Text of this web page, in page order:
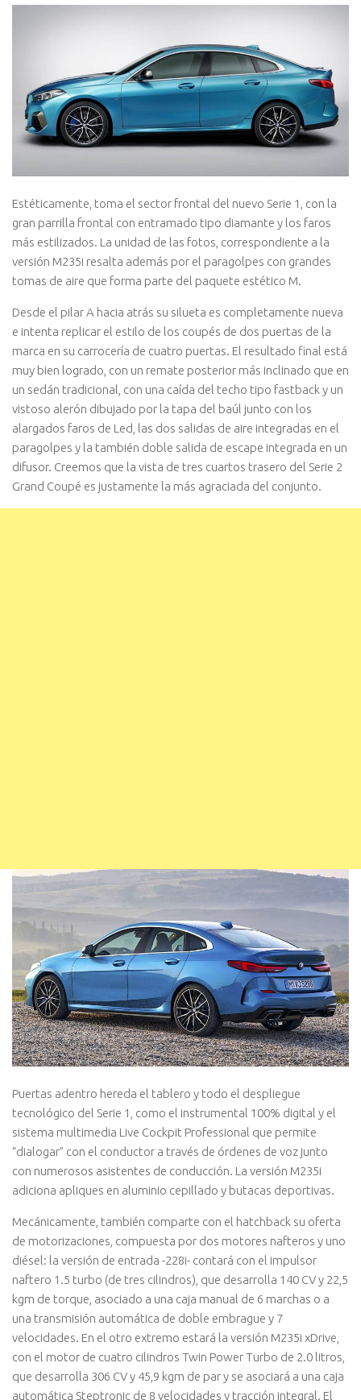
Estéticamente, toma el sector frontal del nuevo Serie 1, con la
gran parrilla frontal con entramado tipo diamante y los faros
más estilizados. La unidad de las fotos, correspondiente a la
versión M235i resalta además por el paragolpes con grandes
tomas de aire que forma parte del paquete estético M.
Desde el pilar A hacia atrás su silueta es completamente nueva
e intenta replicar el estilo de los coupés de dos puertas de la
marca en su carrocería de cuatro puertas. El resultado final está
muy bien logrado, con un remate posterior más inclinado que en
un sedán tradicional, con una caída del techo tipo fastback y un
vistoso alerón dibujado por la tapa del baúl junto con los
alargados faros de Led, las dos salidas de aire integradas en el
paragolpes y la también doble salida de escape integrada en un
difusor. Creemos que la vista de tres cuartos trasero del Serie 2
Grand Coupé es justamente la más agraciada del conjunto.
Puertas adentro hereda el tablero y todo el despliegue
tecnológico del Serie 1, como el instrumental 100% digital y el
sistema multimedia Live Cockpit Professional que permite
“dialogar” con el conductor a través de órdenes de voz junto
con numerosos asistentes de conducción. La versión M235i
adiciona apliques en aluminio cepillado y butacas deportivas.
Mecánicamente, también comparte con el hatchback su oferta
de motorizaciones, compuesta por dos motores nafteros y uno
diésel: la versión de entrada -228i- contará con el impulsor
naftero 1.5 turbo (de tres cilindros), que desarrolla 140 CV y 22,5
kgm de torque, asociado a una caja manual de 6 marchas o a
una transmisión automática de doble embrague y 7
velocidades. En el otro extremo estará la versión M235i xDrive,
con el motor de cuatro cilindros Twin Power Turbo de 2.0 litros,
que desarrolla 306 CV y 45,9 kgm de par y se asociará a una caja
automática Steptronic de 8 velocidades y tracción integral. El